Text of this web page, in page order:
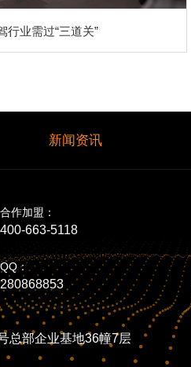
行业需过“三道关”
新闻资讯
合作加盟：
400-663-5118
QQ：
280868853
总部企业基地36幢7层